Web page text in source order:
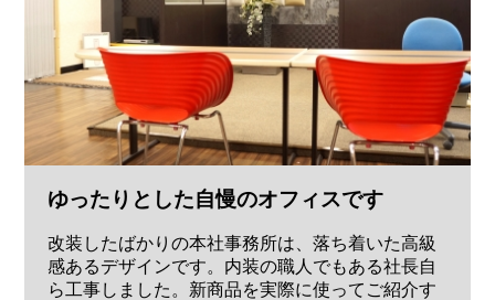
ゆったりとした自慢のオフィスです
改装したばかりの本社事務所は、落ち着いた高級
感あるデザインです。内装の職人でもある社長自
ら工事しました。新商品を実際に使ってご紹介す